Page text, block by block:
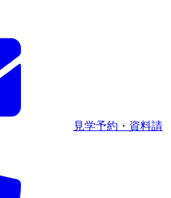
見学予約・資料請